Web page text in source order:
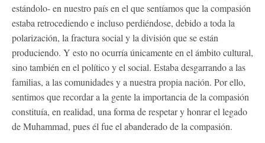
estándolo- en nuestro país en el que sentíamos que la compasión
estaba retrocediendo e incluso perdiéndose, debido a toda la
polarización, la fractura social y la división que se están
produciendo. Y esto no ocurría únicamente en el ámbito cultural,
sino también en el político y el social. Estaba desgarrando a las
familias, a las comunidades y a nuestra propia nación. Por ello,
sentimos que recordar a la gente la importancia de la compasión
constituía, en realidad, una forma de respetar y honrar el legado
de Muhammad, pues él fue el abanderado de la compasión.